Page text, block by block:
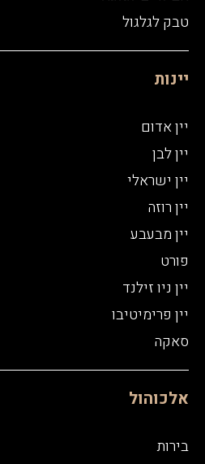
טבק לגלגול
יינות
יין אדום
יין לבן
יין ישראלי
יין רוזה
יין מבעבע
פורט
יין ניו זילנד
יין פרימיטיבו
סאקה
אלכוהול
בירות